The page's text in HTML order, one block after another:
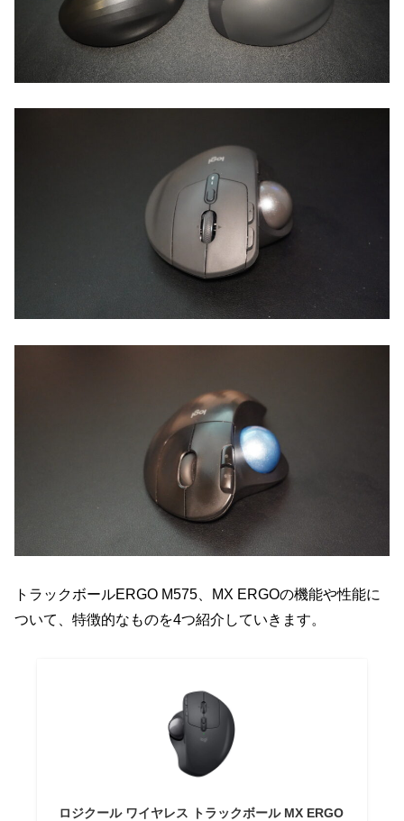
トラックボールERGO M575、MX ERGOの機能や性能に
ついて、特徴的なものを4つ紹介していきます。
ロジクール ワイヤレス トラックボール MX ERGO